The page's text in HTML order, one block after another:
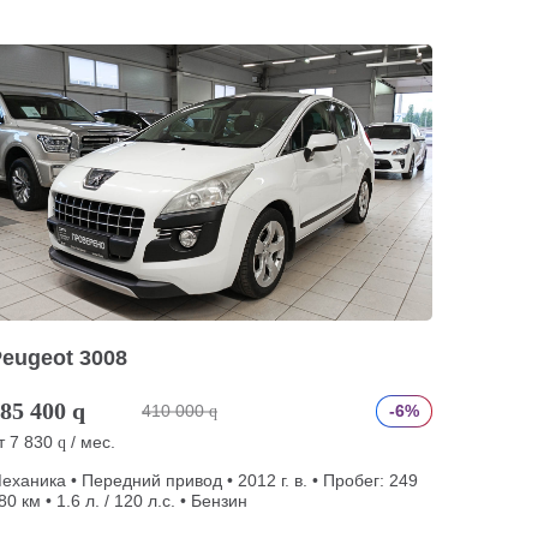
3008
400 q 410 000 q
-6%
7 830 q / мес.
• Передний привод • 2012 г. в. • Пробег: 249
км • 1.6 л. / 120 л.с. • Бензин